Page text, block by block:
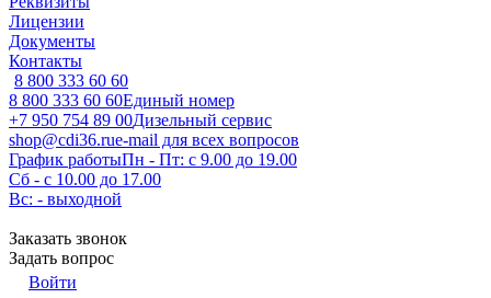
Лицензии
Документы
Контакты
8 800 333 60 60
8 800 333 60 60Единый номер
+7 950 754 89 00Дизельный сервис
shop@cdi36.rue-mail для всех вопросов
График работыПн - Пт: с 9.00 до 19.00
Сб - с 10.00 до 17.00
Вс: - выходной
Заказать звонок
Задать вопрос
Войти